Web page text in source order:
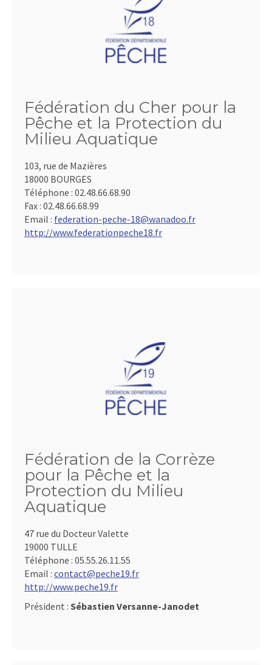
Fédération du Cher pour la
Pêche et la Protection du
Milieu Aquatique
103, rue de Mazières
18000 BOURGES
Téléphone : 02.48.66.68.90
Fax : 02.48.66.68.99
Email : federation-peche-18@wanadoo.fr
http://www.federationpeche18.fr
Fédération de la Corrèze
pour la Pêche et la
Protection du Milieu
Aquatique
47 rue du Docteur Valette
19000 TULLE
Téléphone : 05.55.26.11.55
Email : contact@peche19.fr
http://www.peche19.fr
Président : Sébastien Versanne-Janodet